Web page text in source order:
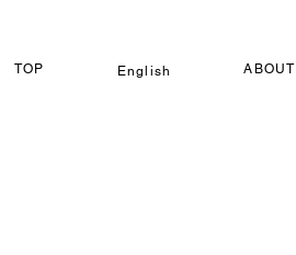
TOP English ABOUT